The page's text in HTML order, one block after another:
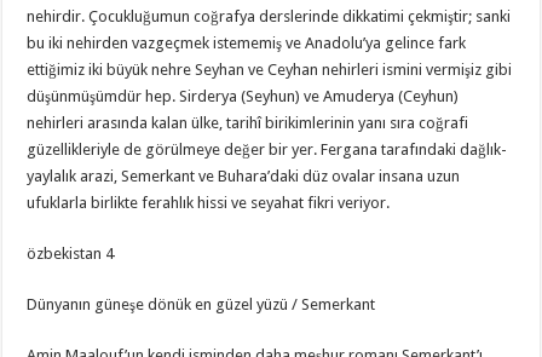
nehirdir. Çocukluğumun coğrafya derslerinde dikkatimi çekmiştir; sanki
bu iki nehirden vazgeçmek istememiş ve Anadolu’ya gelince fark
ettiğimiz iki büyük nehre Seyhan ve Ceyhan nehirleri ismini vermişiz gibi
düşünmüşümdür hep. Sirderya (Seyhun) ve Amuderya (Ceyhun)
nehirleri arasında kalan ülke, tarihî birikimlerinin yanı sıra coğrafi
güzellikleriyle de görülmeye değer bir yer. Fergana tarafındaki dağlık-
yaylalık arazi, Semerkant ve Buhara’daki düz ovalar insana uzun
ufuklarla birlikte ferahlık hissi ve seyahat fikri veriyor.
özbekistan 4
Dünyanın güneşe dönük en güzel yüzü / Semerkant